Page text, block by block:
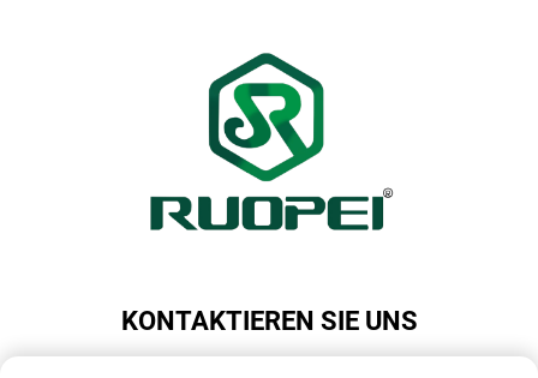
KONTAKTIEREN SIE UNS